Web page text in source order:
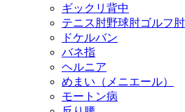
ギックリ背中
テニス肘野球肘ゴルフ肘
ドケルバン
バネ指
ヘルニア
めまい（メニエール）
モートン病